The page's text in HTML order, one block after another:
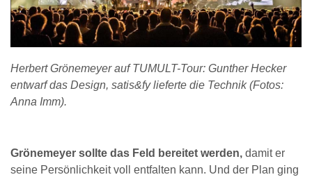
Herbert Grönemeyer auf TUMULT-Tour: Gunther Hecker
entwarf das Design, satis&fy lieferte die Technik (Fotos:
Anna Imm).
Grönemeyer sollte das Feld bereitet werden, damit er
seine Persönlichkeit voll entfalten kann. Und der Plan ging